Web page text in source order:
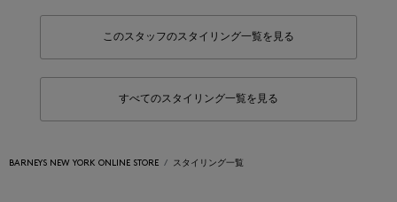
このスタッフのスタイリング一覧を見る
すべてのスタイリング一覧を見る
BARNEYS NEW YORK ONLINE STORE スタイリング一覧